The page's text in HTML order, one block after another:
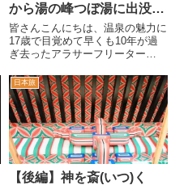
から湯の峰つぼ湯に出没す
る団体の思い出話
皆さんこんにちは、温泉の魅力に
17歳で目覚めて早くも10年が過
ぎ去ったアラサーフリーター
線より早いな…とひしひし感じる
お年頃の私が今回も過去話を書い
て行く。島根県の車中泊旅ブログ
を書いて、その楽しさにすっか
り...
日本旅
【後編】神を斎(いつ)く